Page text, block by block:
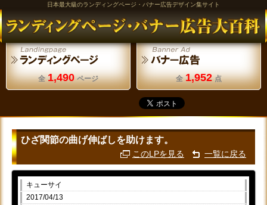
日本最大級のランディングページ・バナー広告デザイン集サイト
全 1,490 ページ 全 1,952 点
ひざ関節の曲げ伸ばしを助けます。
このLPを見る 一覧に戻る
キューサイ
2017/04/13